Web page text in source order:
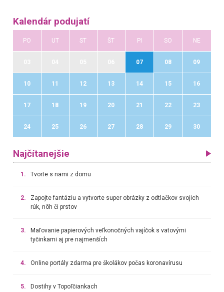
Kalendár podujatí
PO UT ST ŠT PI SO NE
07 08 09
10 11 12 13 14 15 16
17 18 19 20 21 22 23
24 25 26 27 28 29 30
Najčítanejšie
1. Tvorte s nami z domu
2.
Zapojte fantáziu a vytvorte super obrázky z odtlačkov svojich
rúk, nôh či prstov
3.
Maľovanie papierových veľkonočných vajíčok s vatovými
tyčinkami aj pre najmenších
4. Online portály zdarma pre školákov počas koronavírusu
5. Dostihy v Topoľčiankach